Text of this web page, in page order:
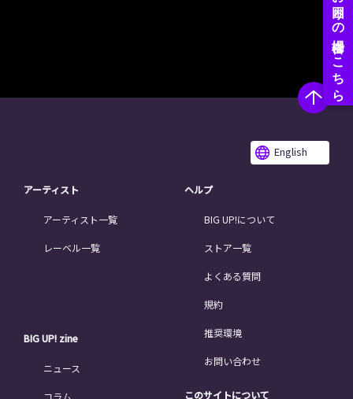
English
アーティスト
アーティスト一覧
レーベル一覧
BIG UP! zine
ニュース
コラム
ヘルプ
BIG UP!について
ストア一覧
よくある質問
規約
推奨環境
お問い合わせ
このサイトについて